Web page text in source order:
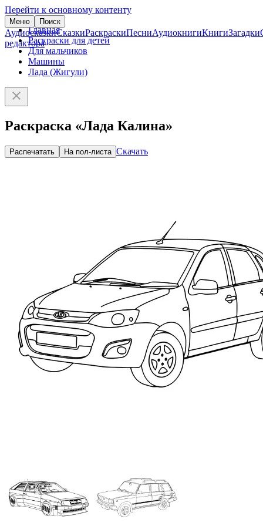
Перейти к основному контенту
Меню Поиск
АудиосказкиСказкиРаскраскиПесниАудиокнигиКнигиЗагадки
редактора
Главная
Раскраски для детей
Для мальчиков
Машины
Лада (Жигули)
Раскраска «Лада Калина»
Распечатать На пол-листа Скачать